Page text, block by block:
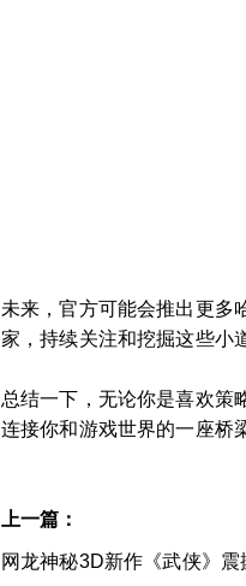
未来，官方可能会推出更多
家，持续关注和挖掘这些小
总结一下，无论你是喜欢策
连接你和游戏世界的一座桥
上一篇：
网龙神秘3D新作《武侠》